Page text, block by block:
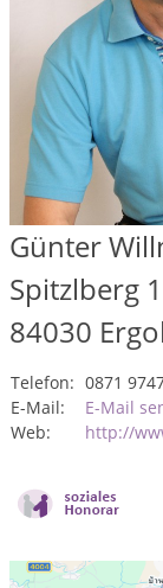
Günter
Spitzlberg 1
84030
Telefon: 0871
E-Mail:
E-Mail
Web:
http://